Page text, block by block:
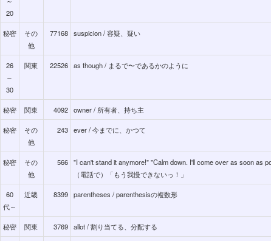
20
秘密
その
他
77168 suspicion / 容疑、疑い
26
～
30
関東 22526 as though / まるで〜であるかのように
秘密 関東 4092 owner / 所有者、持ち主
秘密
その
他
243 ever / 今までに、かつて
秘密
その
他
566 "I can't stand it anymore!" "Calm down. I'll come over as soon as
（電話で）「もう我慢できないっ！」
60
代～
近畿 8399 parentheses / parenthesisの複数形
秘密 関東 3769 allot / 割り当てる、分配する